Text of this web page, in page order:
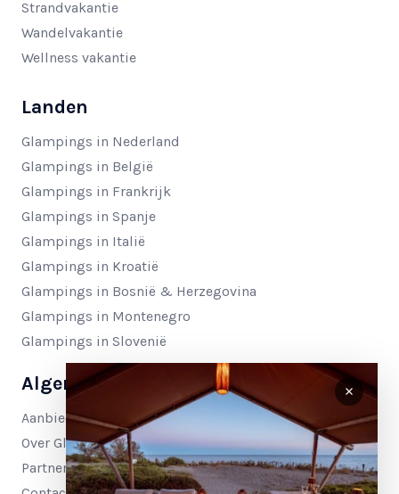
Strandvakantie
Wandelvakantie
Wellness vakantie
Landen
Glampings in Nederland
Glampings in België
Glampings in Frankrijk
Glampings in Spanje
Glampings in Italië
Glampings in Kroatië
Glampings in Bosnië & Herzegovina
Glampings in Montenegro
Glampings in Slovenië
Algemeen
Aanbiedingen
Over Glamping4all
Partnerinformatie